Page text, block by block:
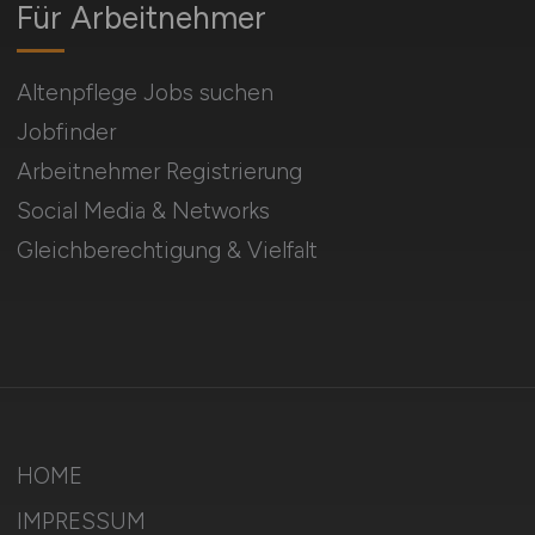
Für Arbeitnehmer
Altenpflege Jobs suchen
Jobfinder
Arbeitnehmer Registrierung
Social Media & Networks
Gleichberechtigung & Vielfalt
HOME
IMPRESSUM